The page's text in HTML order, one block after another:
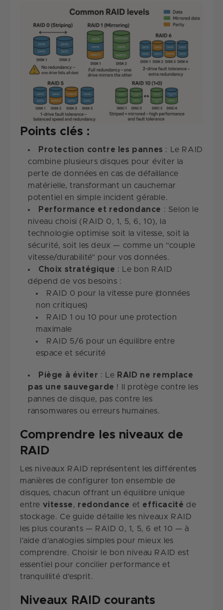
Points clés :
Protection contre les pannes : Le RAID
combine plusieurs disques pour éviter la
perte de données en cas de défaillance
matérielle, transformant un cauchemar
potentiel en simple incident gérable.
Performance et redondance : Selon le
niveau choisi (RAID 0, 1, 5, 6, 10), la
technologie optimise soit la vitesse, soit la
sécurité, soit les deux — comme un “couple
vitesse/durabilité” pour vos données.
Choix stratégique : Le bon RAID
dépend de vos besoins :
RAID 0 pour la vitesse pure (données
non critiques)
RAID 1 ou 10 pour une protection
maximale
RAID 5/6 pour un équilibre entre
espace et sécurité
Piège à éviter : Le RAID ne remplace
pas une sauvegarde ! Il protège contre les
pannes de disque, pas contre les
ransomwares ou erreurs humaines.
Comprendre les niveaux de
RAID
Les niveaux RAID représentent les différentes
manières de configurer ton ensemble de
disques, chacun offrant un équilibre unique
entre vitesse, redondance et efficacité de
stockage. Ce guide détaille les niveaux RAID
les plus courants — RAID 0, 1, 5, 6 et 10 — à
l’aide d’analogies simples pour mieux les
comprendre. Choisir le bon niveau RAID est
essentiel pour concilier performance et
tranquillité d’esprit.
Niveaux RAID courants